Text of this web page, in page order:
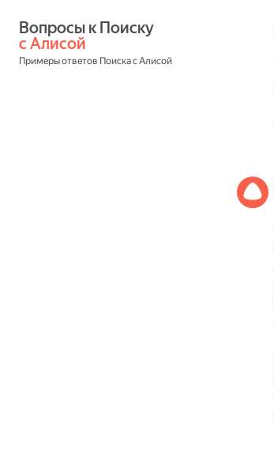
с Алисой
Примеры ответов Поиска с Алисой